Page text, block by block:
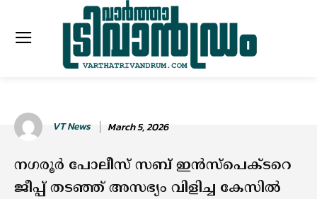
VT News March 5, 2026
നഗരൂർ പോലീസ് സബ് ഇൻസ്പെക്ടറെ
ജീപ്പ് തടഞ്ഞ് അസഭ്യം വിളിച്ച കേസിൽ